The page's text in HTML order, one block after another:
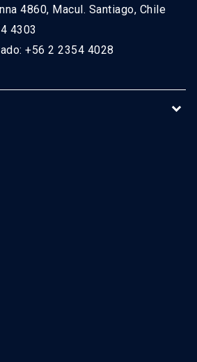
4860, Macul. Santiago, Chile
4303
+56 2 2354 4028